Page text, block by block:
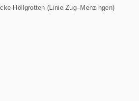
Höllgrotten (Linie Zug–Menzingen)